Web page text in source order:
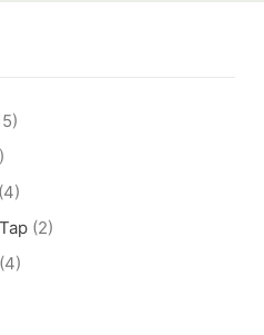
(4)
(2)
(4)